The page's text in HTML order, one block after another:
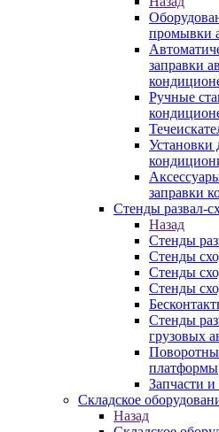
промывки
заправки
Ручные
Установки
заправки
Стенды развал-
Назад
Стенды
Стенды
Стенды
Стенды
Стенды
грузовых
платформы
Запчасти и
Складское
Назад